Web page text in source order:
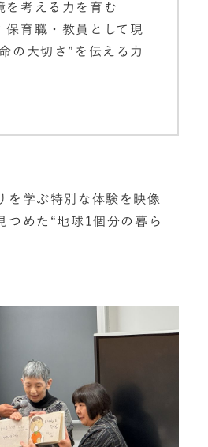
を考える力を育む
保育職・教員として現
の大切さ”を伝える力
を学ぶ特別な体験を映像
つめた“地球1個分の暮ら